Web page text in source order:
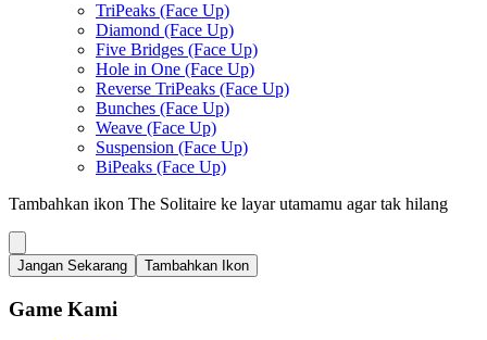
TriPeaks (Face Up)
Diamond (Face Up)
Five Bridges (Face Up)
Hole in One (Face Up)
Reverse TriPeaks (Face Up)
Bunches (Face Up)
Weave (Face Up)
Suspension (Face Up)
BiPeaks (Face Up)
Tambahkan ikon The Solitaire ke layar utamamu agar tak hilang
Jangan Sekarang Tambahkan Ikon
Game Kami